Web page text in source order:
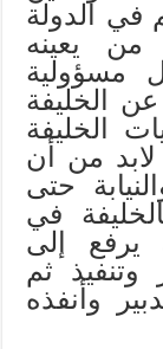
في الدولة
يعينه
مسؤولية
الخليفة
الخليفة
من أن
حتى
في
يرفع إلى
وتنفيذ ثم
وأنفذه